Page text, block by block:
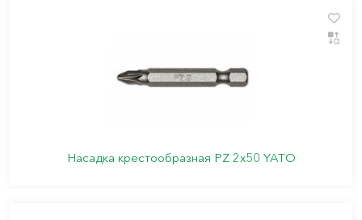
Насадка крестообразная PZ 2х50 YATO